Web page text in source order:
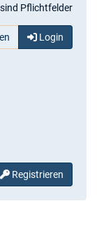
Pflichtfelder
Login
Registrieren